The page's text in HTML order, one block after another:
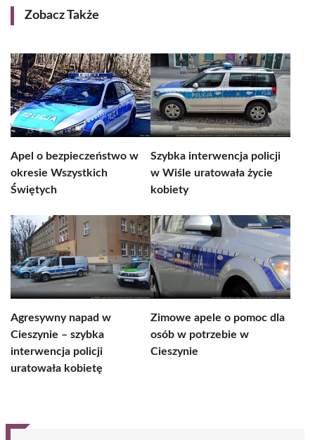
Zobacz Także
Apel o bezpieczeństwo w
okresie Wszystkich
Świętych
Szybka interwencja policji
w Wiśle uratowała życie
kobiety
Agresywny napad w
Cieszynie – szybka
interwencja policji
uratowała kobietę
Zimowe apele o pomoc dla
osób w potrzebie w
Cieszynie